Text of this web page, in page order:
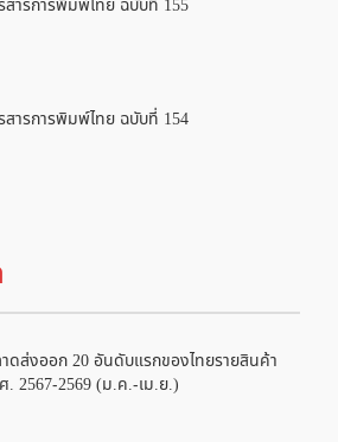
สารการพิมพ์ไทย ฉบับที่ 155
สารการพิมพ์ไทย ฉบับที่ 154
ดส่งออก 20 อันดับแรกของไทยรายสินค้า
. 2567-2569 (ม.ค.-เม.ย.)